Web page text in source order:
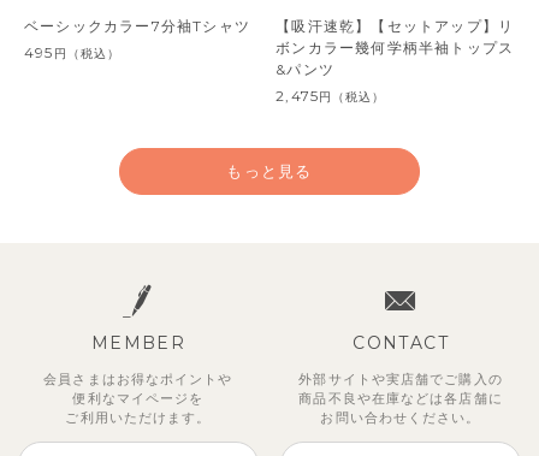
ベーシックカラー7分袖Tシャツ
495 円 （税込）
【吸汗速乾】【セットアップ】リ
ボンカラー幾何学柄半袖トップス
&パンツ
2,475円 （税込）
もっと見る
MEMBER
会員さまはお得なポイントや
便利な マイページを
ご利用いただけます。
CONTACT
外部サイトや実店舗でご購入の
商品不良や在庫などは各店舗に
お問い合わせください。